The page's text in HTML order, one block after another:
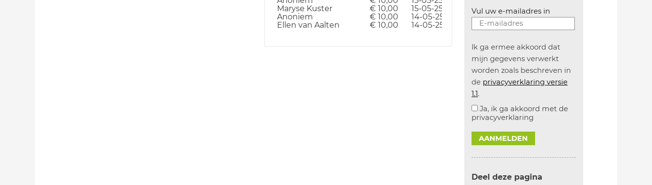
Maryse Kuster
€ 10,00
15-05-25
Anoniem
€ 10,00
14-05-25
Ellen van Aalten
€ 10,00 14-05-25
Vul uw e-mailadres in
Ik ga ermee akkoord dat
mijn gegevens verwerkt
worden zoals beschreven in
de privacyverklaring versie
1.1.
Ja, ik ga akkoord met de
privacyverklaring
AANMELDEN
Deel deze pagina